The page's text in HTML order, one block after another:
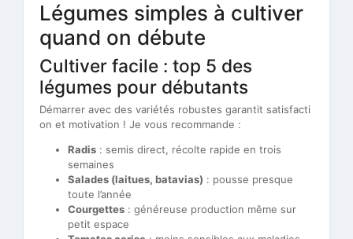
Légumes simples à cultiver
quand on débute
Cultiver facile : top 5 des
légumes pour débutants
Démarrer avec des variétés robustes garantit satisfacti
on et motivation ! Je vous recommande :
Radis : semis direct, récolte rapide en trois
semaines
Salades (laitues, batavias) : pousse presque
toute l’année
Courgettes : généreuse production même sur
petit espace